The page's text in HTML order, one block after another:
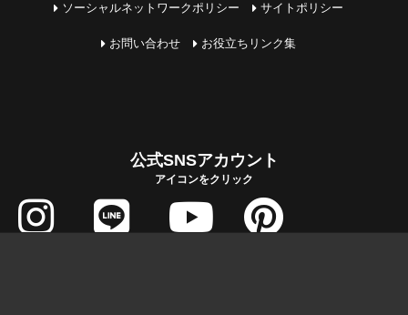
ソーシャルネットワークポリシー サイトポリシー
お問い合わせ お役立ちリンク集
公式SNSアカウント
アイコンをクリック